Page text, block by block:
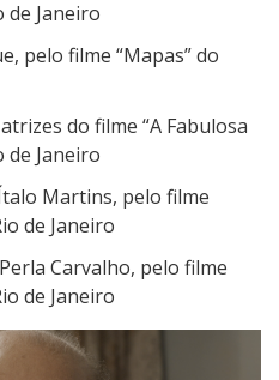
de Janeiro
pelo filme “Mapas” do
do filme “A Fabulosa
de Janeiro
Martins, pelo filme
de Janeiro
Perla Carvalho, pelo filme
de Janeiro